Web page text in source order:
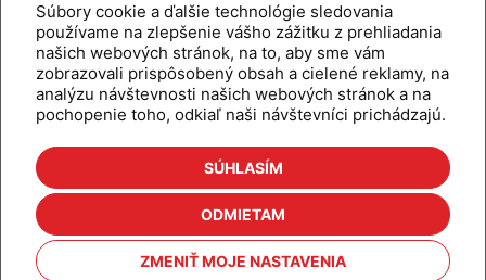
Súbory cookie a ďalšie technológie sledovania
používame na zlepšenie vášho zážitku z prehliadania
našich webových stránok, na to, aby sme vám
zobrazovali prispôsobený obsah a cielené reklamy, na
analýzu návštevnosti našich webových stránok a na
pochopenie toho, odkiaľ naši návštevníci prichádzajú.
SÚHLASÍM
ODMIETAM
ZMENIŤ MOJE NASTAVENIA
Domov
Produkty
Aktuality
Odber šikovné tipy
Kalkulačky
Cenníky
Na stiahnutie
Referencie
Kontakt